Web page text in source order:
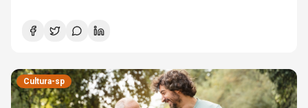
Cultura-sp